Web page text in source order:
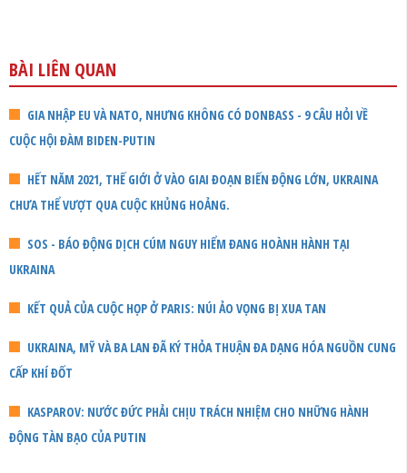
BÀI LIÊN QUAN
GIA NHẬP EU VÀ NATO, NHƯNG KHÔNG CÓ DONBASS - 9 CÂU HỎI VỀ
CUỘC HỘI ĐÀM BIDEN-PUTIN
HẾT NĂM 2021, THẾ GIỚI Ở VÀO GIAI ĐOẠN BIẾN ĐỘNG LỚN, UKRAINA
CHƯA THỂ VƯỢT QUA CUỘC KHỦNG HOẢNG.
SOS - BÁO ĐỘNG DỊCH CÚM NGUY HIỂM ĐANG HOÀNH HÀNH TẠI
UKRAINA
KẾT QUẢ CỦA CUỘC HỌP Ở PARIS: NÚI ẢO VỌNG BỊ XUA TAN
UKRAINA, MỸ VÀ BA LAN ĐÃ KÝ THỎA THUẬN ĐA DẠNG HÓA NGUỒN CUNG
CẤP KHÍ ĐỐT
KASPAROV: NƯỚC ĐỨC PHẢI CHỊU TRÁCH NHIỆM CHO NHỮNG HÀNH
ĐỘNG TÀN BẠO CỦA PUTIN